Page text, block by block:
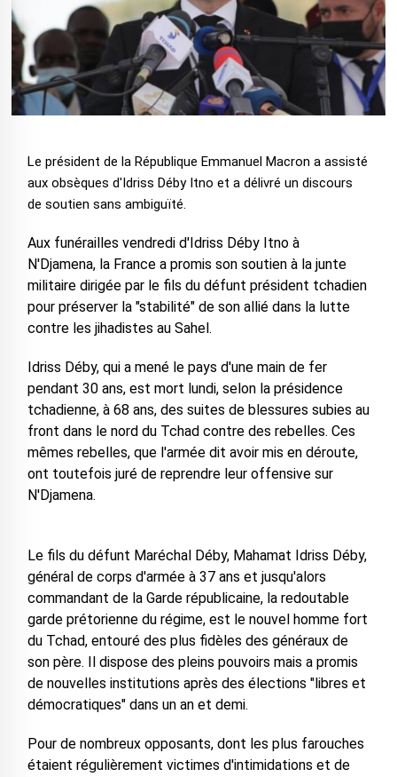
Le président de la République Emmanuel Macron a assisté
aux obsèques d'Idriss Déby Itno et a délivré un discours
de soutien sans ambiguïté.
Aux funérailles vendredi d'Idriss Déby Itno à
N'Djamena, la France a promis son soutien à la junte
militaire dirigée par le fils du défunt président tchadien
pour préserver la "stabilité" de son allié dans la lutte
contre les jihadistes au Sahel.
Idriss Déby, qui a mené le pays d'une main de fer
pendant 30 ans, est mort lundi, selon la présidence
tchadienne, à 68 ans, des suites de blessures subies au
front dans le nord du Tchad contre des rebelles. Ces
mêmes rebelles, que l'armée dit avoir mis en déroute,
ont toutefois juré de reprendre leur offensive sur
N'Djamena.
Le fils du défunt Maréchal Déby, Mahamat Idriss Déby,
général de corps d'armée à 37 ans et jusqu'alors
commandant de la Garde républicaine, la redoutable
garde prétorienne du régime, est le nouvel homme fort
du Tchad, entouré des plus fidèles des généraux de
son père. Il dispose des pleins pouvoirs mais a promis
de nouvelles institutions après des élections "libres et
démocratiques" dans un an et demi.
Pour de nombreux opposants, dont les plus farouches
étaient régulièrement victimes d'intimidations et de